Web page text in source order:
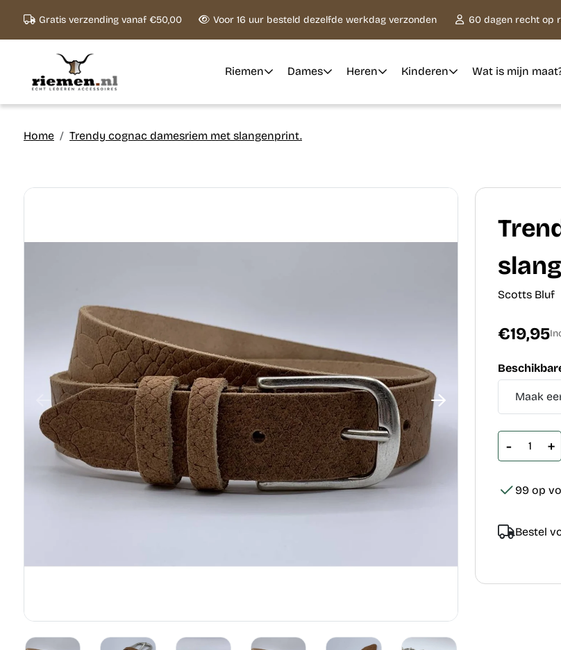
Gratis verzending vanaf €50,00 Voor 16 uur besteld dezelfde werkdag verzonden 60 dagen recht op
Riemen Dames Heren Kinderen Wat is mijn
Home Trendy cognac damesriem met slangenprint.
Scotts Bluf
€19,95
- +
99 op
Bestel